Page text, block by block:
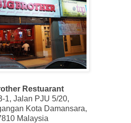
Restuarant
1, Jalan PJU 5/20,
Kota Damansara,
Malaysia